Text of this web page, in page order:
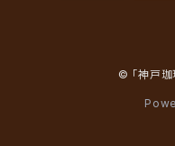
© 「神戸